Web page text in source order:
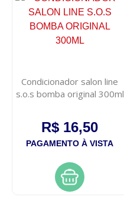
Condicionador salon line
s.o.s bomba original 300ml
R$ 16,50
PAGAMENTO À VISTA